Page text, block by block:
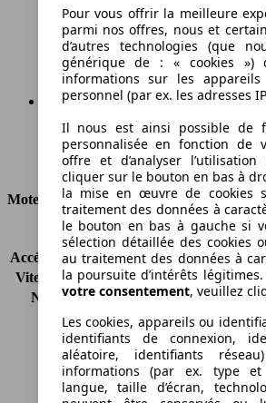
118 g/km
Émissions de CO2 (combinées)*
Ø 5.2 l/100km
Consommation
Moteur et Puissance
KW (CH)
74 kW (100 PS)
Accélération (0-100 km/h) 12.2s
Vitesse maximale (km/h) 180 km/h
Nombre de vitesses
6
Couple
170 nm
Cylindrée
998 ccm
Carburant
Essence
Cylindres
Transmission
Boîte
Pour vous offrir la meilleure
parmi nos offres, nous et
d’autres technologies (que
générique de : « cookies
informations sur les
personnel (par ex. les adresses
Il nous est ainsi possible de
personnalisée en fonction de
offre et d’analyser
cliquer sur le bouton en bas à
la mise en œuvre de cookies
traitement des données à
le bouton en bas à gauche si
sélection détaillée des cookies
au traitement des données à
la poursuite d’intérêts légitimes.
votre consentement, veuillez
Les cookies, appareils ou
identifiants de connexion,
aléatoire, identifiants
informations (par ex. type
langue, taille d’écran,